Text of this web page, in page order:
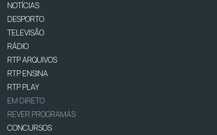
NOTÍCIAS
DESPORTO
TELEVISÃO
RÁDIO
RTP ARQUIVOS
RTP ENSINA
RTP PLAY
EM DIRETO
REVER PROGRAMAS
CONCURSOS